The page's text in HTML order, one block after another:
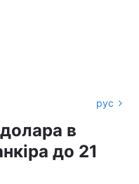
рус
в
до 21